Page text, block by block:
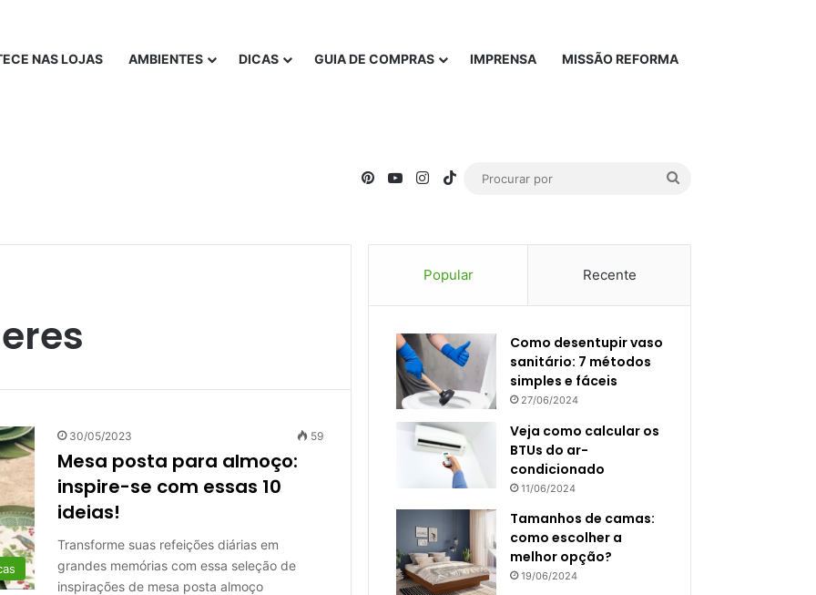
NAS LOJAS AMBIENTES DICAS GUIA DE COMPRAS IMPRENSA MISSÃO REFORMA
PinterestYouTubeInstagram
TikTok
30/05/2023 59
Mesa posta para almoço:
inspire-se com essas 10
ideias!
Transforme suas refeições diárias em
grandes memórias com essa seleção de
inspirações de mesa posta almoço
Popular Recente
Como desentupir vaso
sanitário: 7 métodos
simples e fáceis
27/06/2024
Veja como calcular os
BTUs do ar-
condicionado
11/06/2024
Tamanhos de camas:
como escolher a
melhor opção?
19/06/2024